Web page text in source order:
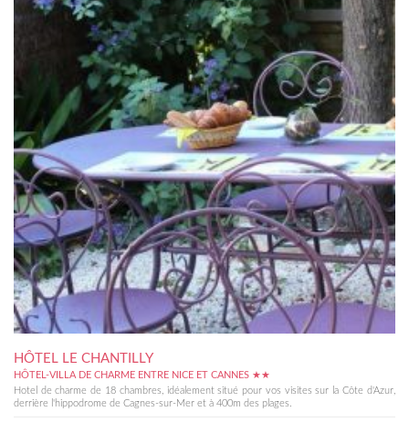
HÔTEL LE CHANTILLY
HÔTEL-VILLA DE CHARME ENTRE NICE ET CANNES ★★
Hotel de charme de 18 chambres, idéalement situé pour vos visites sur la Côte d'Azur,
derrière l'hippodrome de Cagnes-sur-Mer et à 400m des plages.